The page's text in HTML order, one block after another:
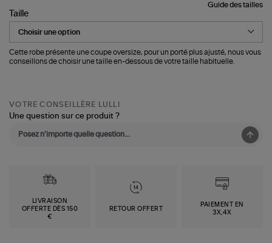
Silver
Sequin
Guide des tailles
Taille
Cette robe présente une coupe oversize, pour un porté plus ajusté, nous vous
conseillons de choisir une taille en-dessous de votre taille habituelle.
VOTRE CONSEILLÈRE LULLI
Une question sur ce produit ?
LIVRAISON
OFFERTE DÈS 150
€
RETOUR OFFERT
PAIEMENT EN
3X,4X